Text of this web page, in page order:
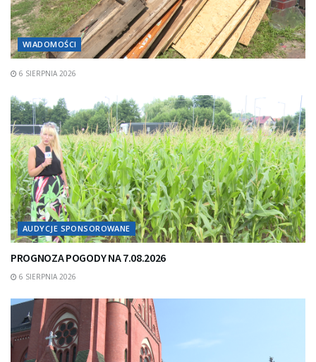
WIADOMOŚCI
6 SIERPNIA 2026
AUDYCJE SPONSOROWANE
PROGNOZA POGODY NA 7.08.2026
6 SIERPNIA 2026